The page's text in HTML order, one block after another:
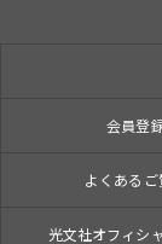
会員登
よくあるご
光文社オフィシ